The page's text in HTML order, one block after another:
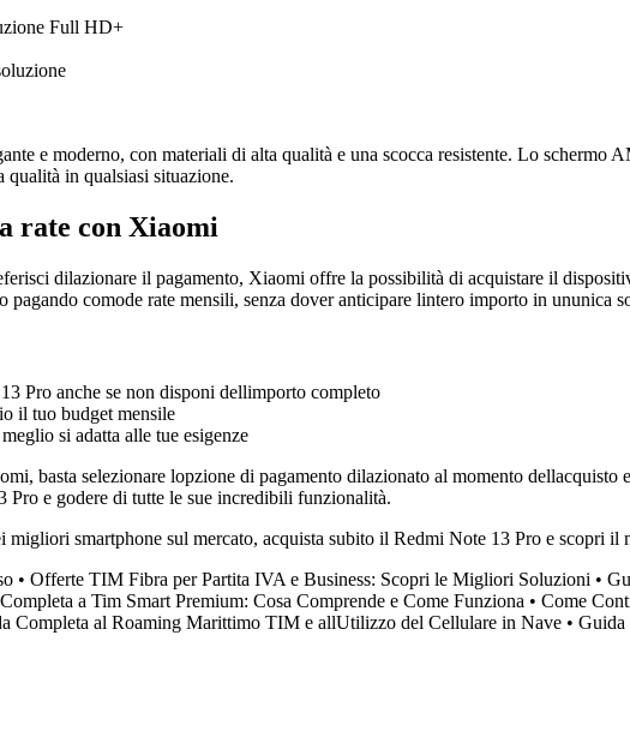
Full HD+
e moderno, con materiali di alta qualità e una scocca resistente. Lo
qualità in qualsiasi situazione.
rate con Xiaomi
dilazionare il pagamento, Xiaomi offre la possibilità di acquistare il
comode rate mensili, senza dover anticipare lintero importo in ununica
Pro anche se non disponi dellimporto completo
il tuo budget mensile
si adatta alle tue esigenze
basta selezionare lopzione di pagamento dilazionato al momento
Pro e godere di tutte le sue incredibili funzionalità.
migliori smartphone sul mercato, acquista subito il Redmi Note 13 Pro e scopri
• Offerte TIM Fibra per Partita IVA e Business: Scopri le Migliori Soluzioni •
a Tim Smart Premium: Cosa Comprende e Come Funziona • Come
Completa al Roaming Marittimo TIM e allUtilizzo del Cellulare in Nave • Guida